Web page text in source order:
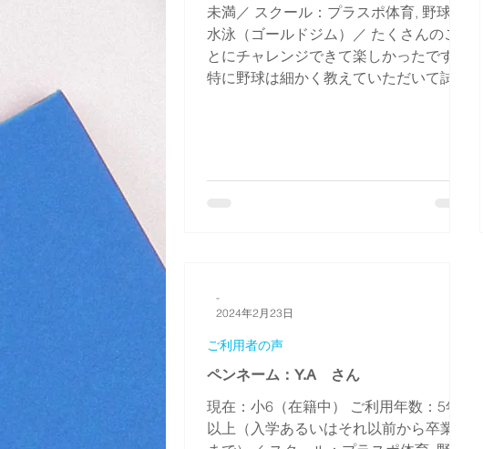
未満／ スクール：プラスポ体育, 野球,
水泳（ゴールドジム）／ たくさんのこ
とにチャレンジできて楽しかったです。
特に野球は細かく教えていただいて試合
ペンネーム：Y.A さん
現在：小6（在籍中） ご利用年数：5年
以上（入学あるいはそれ以前から卒業年
ご利用者の声
-
2024年2月23日